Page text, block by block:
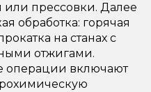
или прессовки. Далее
обработка: горячая
на станах с
отжигами.
включают